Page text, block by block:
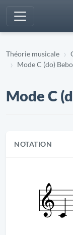
Théorie musicale
Mode C (do)
Mode C
NOTATION